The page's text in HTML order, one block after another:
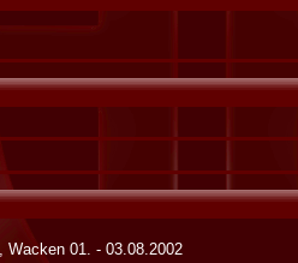
, Wacken 01. - 03.08.2002